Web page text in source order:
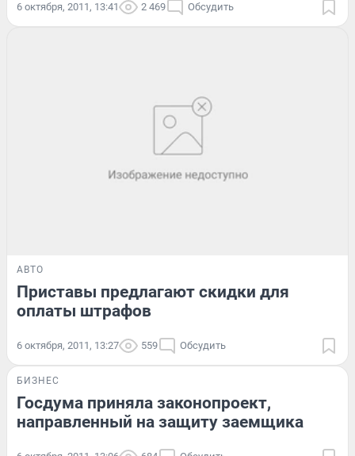
6 октября, 2011, 13:41 2 469 Обсудить
АВТО
Приставы предлагают скидки для
оплаты штрафов
6 октября, 2011, 13:27 559 Обсудить
БИЗНЕС
Госдума приняла законопроект,
направленный на защиту заемщика